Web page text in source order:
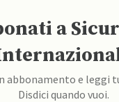
a
abbonamento e leggi
Disdici quando vuoi.